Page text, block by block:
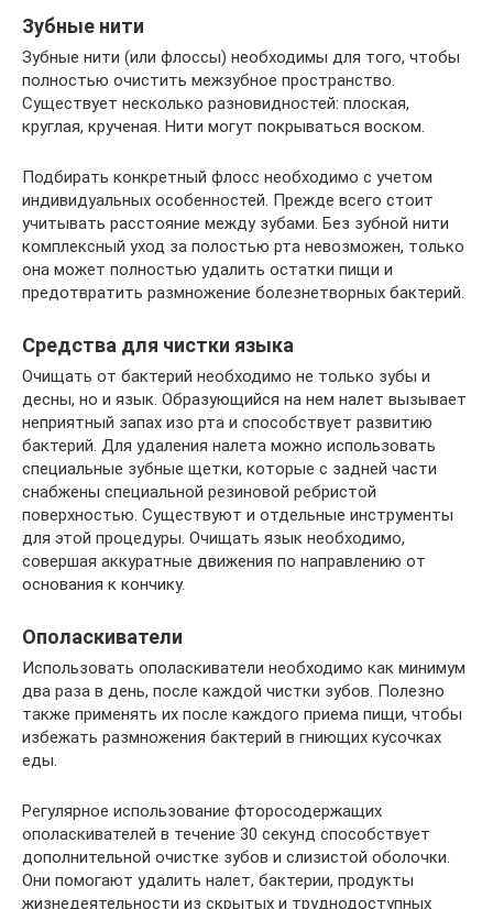
Зубные нити
Зубные нити (или флоссы) необходимы для того, чтобы
полностью очистить межзубное пространство.
Существует несколько разновидностей: плоская,
круглая, крученая. Нити могут покрываться воском.
Подбирать конкретный флосс необходимо с учетом
индивидуальных особенностей. Прежде всего стоит
учитывать расстояние между зубами. Без зубной нити
комплексный уход за полостью рта невозможен, только
она может полностью удалить остатки пищи и
предотвратить размножение болезнетворных бактерий.
Средства для чистки языка
Очищать от бактерий необходимо не только зубы и
десны, но и язык. Образующийся на нем налет вызывает
неприятный запах изо рта и способствует развитию
бактерий. Для удаления налета можно использовать
специальные зубные щетки, которые с задней части
снабжены специальной резиновой ребристой
поверхностью. Существуют и отдельные инструменты
для этой процедуры. Очищать язык необходимо,
совершая аккуратные движения по направлению от
основания к кончику.
Ополаскиватели
Использовать ополаскиватели необходимо как минимум
два раза в день, после каждой чистки зубов. Полезно
также применять их после каждого приема пищи, чтобы
избежать размножения бактерий в гниющих кусочках
еды.
Регулярное использование фторосодержащих
ополаскивателей в течение 30 секунд способствует
дополнительной очистке зубов и слизистой оболочки.
Они помогают удалить налет, бактерии, продукты
жизнедеятельности из скрытых и труднодоступных